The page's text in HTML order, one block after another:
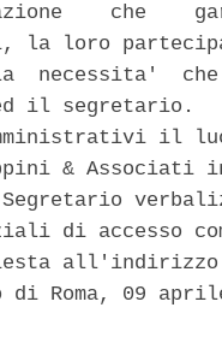
che
la loro
necessita'
il segretario.
il
& Associati in
di accesso
di Roma, 09